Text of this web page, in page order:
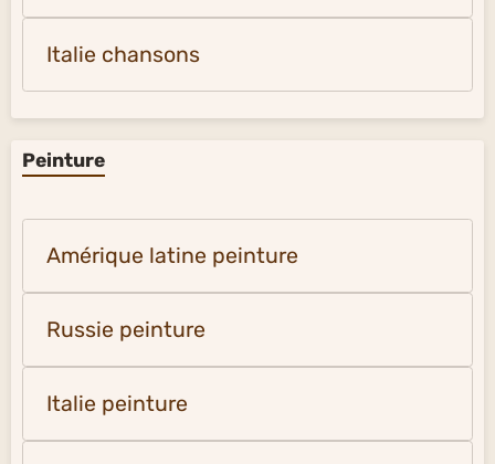
Italie chansons
Peinture
Amérique latine peinture
Russie peinture
Italie peinture